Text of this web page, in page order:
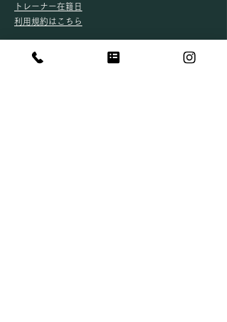
​トレーナー在籍日
​ 利用規約はこちら